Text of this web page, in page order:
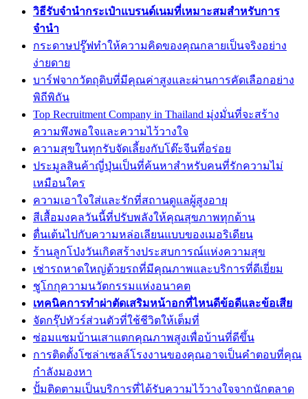
วิธีรับจำนำกระเป๋าแบรนด์เนมที่เหมาะสมสำหรับการ
จำนำ
กระดาษปรู๊ฟทำให้ความคิดของคุณกลายเป็นจริงอย่าง
ง่ายดาย
บาร์ฟจากวัตถุดิบที่มีคุณค่าสูงและผ่านการคัดเลือกอย่าง
พิถีพิถัน
Top Recruitment Company in Thailand มุ่งมั่นที่จะสร้าง
ความพึงพอใจและความไว้วางใจ
ความสุขในทุกรับจัดเลี้ยงกับโต๊ะจีนที่อร่อย
ประมูลสินค้าญี่ปุ่นเป็นที่ค้นหาสำหรับคนที่รักความไม่
เหมือนใคร
ความเอาใจใส่และรักที่สถานดูแลผู้สูงอายุ
สีเสื้อมงคลวันนี้ที่ปรับพลังให้คุณสุขภาพทุกด้าน
ตื่นเต้นไปกับความหล่อเลียนแบบของเมอริเดียน
ร้านลูกโป่งวันเกิดสร้างประสบการณ์แห่งความสุข
เช่ารถหาดใหญ่ด้วยรถที่มีคุณภาพและบริการที่ดีเยี่ยม
ชูโกกุความนวัตกรรมแห่งอนาคต
เทคนิคการทำผ่าตัดเสริมหน้าอกที่ไหนดีข้อดีและข้อเสีย
จัดกรุ๊ปทัวร์ส่วนตัวที่ใช้ชีวิตให้เต็มที่
ซ่อมแซมบ้านเสาแตกคุณภาพสูงเพื่อบ้านที่ดีขึ้น
การติดตั้งโซล่าเซลล์โรงงานของคุณอาจเป็นคำตอบที่คุณ
กำลังมองหา
ปั้มติดตามเป็นบริการที่ได้รับความไว้วางใจจากนักตลาด